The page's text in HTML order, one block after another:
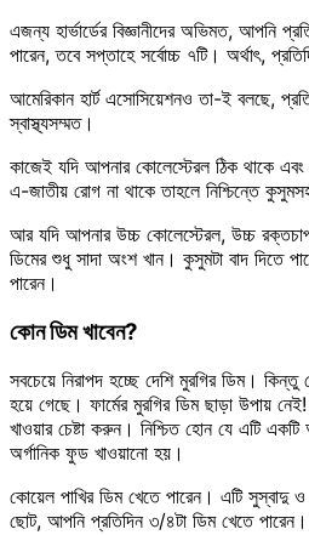
এজন্য হার্ভার্ডের বিজ্ঞানীদের অভিমত, আপনি
পারেন, তবে সপ্তাহে সর্বোচ্চ ৭টি। অর্থাৎ,
আমেরিকান হার্ট এসোসিয়েশনও তা-ই বলছে,
স্বাস্থ্যসম্মত।
কাজেই যদি আপনার কোলেস্টেরল ঠিক থাকে
এ-জাতীয় রোগ না থাকে তাহলে নিশ্চিন্তে
আর যদি আপনার উচ্চ কোলেস্টেরল, উচ্চ
ডিমের শুধু সাদা অংশ খান। কুসুমটা বাদ দিতে
পারেন।
কোন ডিম খাবেন?
সবচেয়ে নিরাপদ হচ্ছে দেশি মুরগির ডিম।
হয়ে গেছে। ফার্মের মুরগির ডিম ছাড়া উপায় নেই!
খাওয়ার চেষ্টা করুন। নিশ্চিত হোন যে এটি একটি
অর্গানিক ফুড খাওয়ানো হয়।
কোয়েল পাখির ডিম খেতে পারেন। এটি সুস্বাদু
ছোট, আপনি প্রতিদিন ৩/৪টা ডিম খেতে পারেন।